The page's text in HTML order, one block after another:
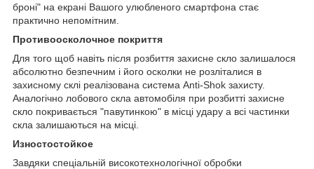
броні" на екрані Вашого улюбленого смартфона стає
практично непомітним.
Противоосколочное покриття
Для того щоб навіть після розбиття захисне скло залишалося
абсолютно безпечним і його осколки не розліталися в
захисному склі реалізована система Anti-Shok захисту.
Аналогічно лобового скла автомобіля при розбитті захисне
скло покривається "павутинкою" в місці удару а всі частинки
скла залишаються на місці.
Изностостойкое
Завдяки спеціальній високотехнологічної обробки